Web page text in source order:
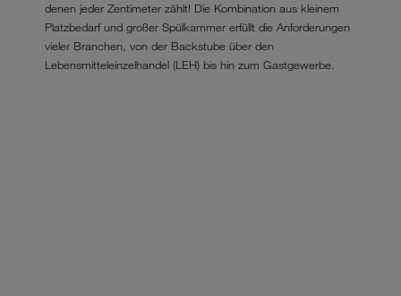
denen jeder Zentimeter zählt! Die Kombination aus kleinem
Platzbedarf und großer Spülkammer erfüllt die Anforderungen
vieler Branchen, von der Backstube über den
Lebensmitteleinzelhandel (LEH) bis hin zum Gastgewerbe.